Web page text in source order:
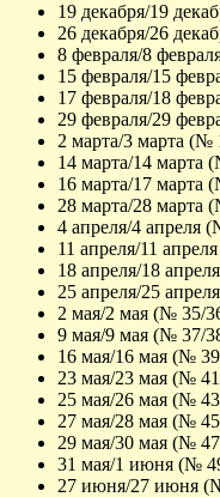
19 декабря/19
26 декабря/26
8 февраля/8
15 февраля/15
17 февраля/18
29 февраля/29
2 марта/3 марта (№
14 марта/14 марта
16 марта/17 марта
28 марта/28 марта
4 апреля/4 апреля
11 апреля/11
18 апреля/18
25 апреля/25
2 мая/2 мая (№ 35/
9 мая/9 мая (№ 37/
16 мая/16 мая (№
23 мая/23 мая (№
25 мая/26 мая (№
27 мая/28 мая (№
29 мая/30 мая (№
31 мая/1 июня (№
27 июня/27 июня